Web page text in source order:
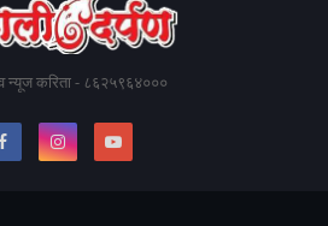
व न्यूज करिता - ८६२५९६४०००